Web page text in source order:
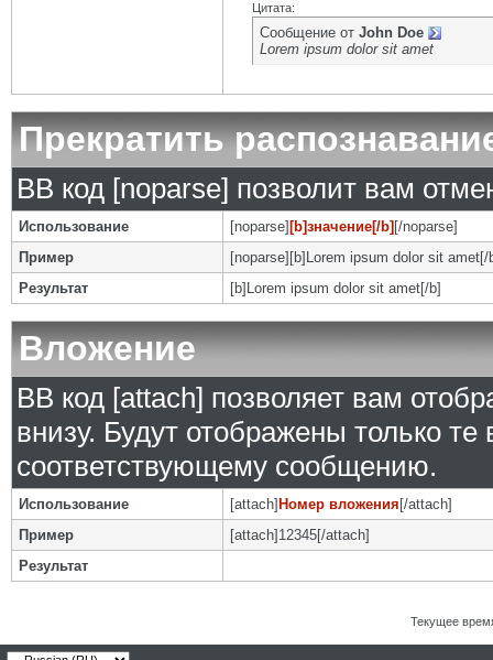
Цитата:
Сообщение от John Doe
Lorem ipsum dolor sit amet
Прекратить
BB код [noparse] позволит вам
Использование [noparse] [b]значение[/b] [/noparse]
Пример
[noparse][b]Lorem ipsum dolor sit amet[/
Результат
[b]Lorem ipsum dolor sit amet[/b]
Вложение
BB код [attach] позволяет вам
внизу. Будут отображены только
соответствующему сообщению.
Использование [attach] Номер вложения [/attach]
Пример
[attach]12345[/attach]
Результат
Текущее